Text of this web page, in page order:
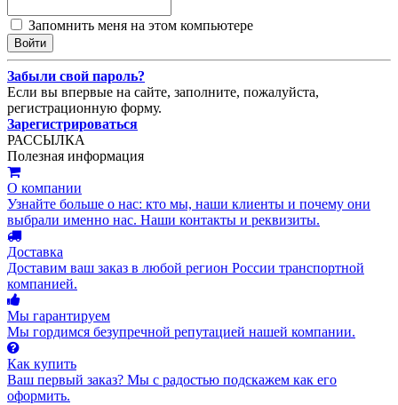
Запомнить меня на этом компьютере
Забыли свой пароль?
Если вы впервые на сайте, заполните, пожалуйста,
регистрационную форму.
Зарегистрироваться
РАССЫЛКА
Полезная информация
О компании
Узнайте больше о нас: кто мы, наши клиенты и почему они
выбрали именно нас. Наши контакты и реквизиты.
Доставка
Доставим ваш заказ в любой регион России транспортной
компанией.
Мы гарантируем
Мы гордимся безупречной репутацией нашей компании.
Как купить
Ваш первый заказ? Мы с радостью подскажем как его
оформить.